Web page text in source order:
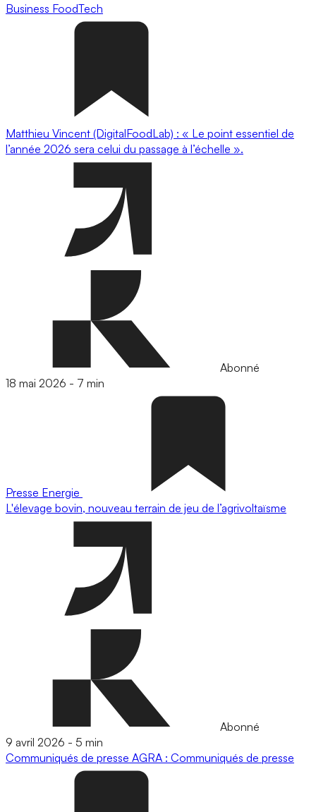
Business FoodTech
Matthieu Vincent (DigitalFoodLab) : « Le point essentiel de
l’année 2026 sera celui du passage à l’échelle ».
Abonné
18 mai 2026 - 7 min
Presse Energie
L'élevage bovin, nouveau terrain de jeu de l’agrivoltaïsme
Abonné
9 avril 2026 - 5 min
Communiqués de presse AGRA : Communiqués de presse